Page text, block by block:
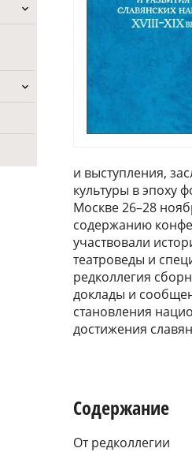
и выступления,
культуры в эпоху
Москве 26–28
содержанию
участвовали
театроведы и
редколлегия
доклады и
становления
достижения
Содержание
От редколлегии